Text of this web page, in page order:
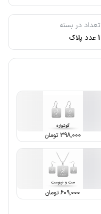
تعداد در بسته
1 عدد پلاک
398,000 تومان
609,000تومان